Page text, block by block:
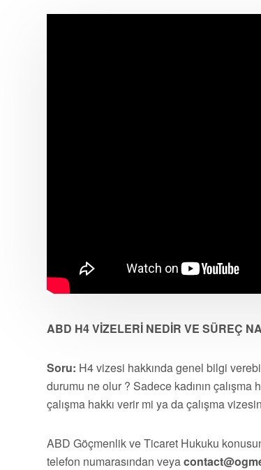
ABD H4 VİZELERİ NEDİR VE SÜREÇ
Soru: H4 vizesi hakkında genel bilgi
durumu ne olur ? Sadece kadının
çalışma hakkı verir mi ya da çalışma
ABD Göçmenlik ve Ticaret Hukuku
telefon numarasından veya